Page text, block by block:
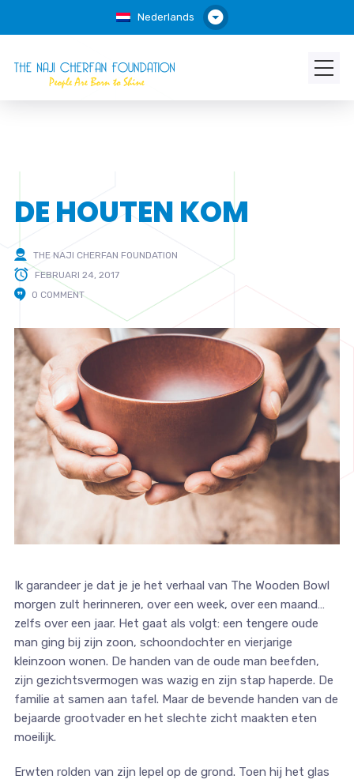
Nederlands
DE HOUTEN KOM
THE NAJI CHERFAN FOUNDATION
FEBRUARI 24, 2017
0 COMMENT
Ik garandeer je dat je je het verhaal van The Wooden Bowl
morgen zult herinneren, over een week, over een maand…
zelfs over een jaar. Het gaat als volgt: een tengere oude
man ging bij zijn zoon, schoondochter en vierjarige
kleinzoon wonen. De handen van de oude man beefden,
zijn gezichtsvermogen was wazig en zijn stap haperde. De
familie at samen aan tafel. Maar de bevende handen van de
bejaarde grootvader en het slechte zicht maakten eten
moeilijk.
Erwten rolden van zijn lepel op de grond. Toen hij het glas